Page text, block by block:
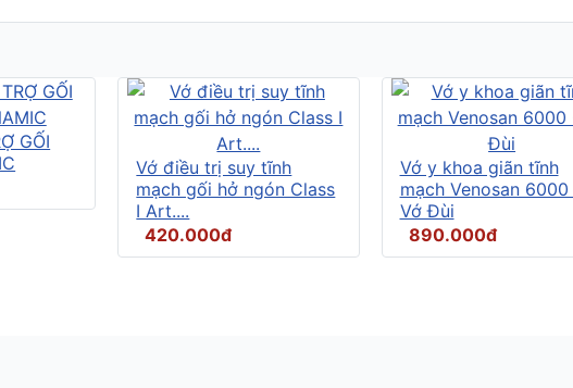
GỐI
Vớ điều trị suy tĩnh
mạch gối hở ngón Class
I Art....
420.000đ
Vớ y khoa giãn tĩnh
mạch Venosan
Vớ Đùi
890.000đ